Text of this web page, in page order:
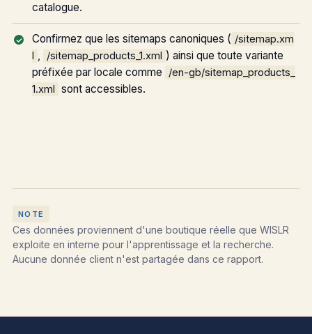
catalogue.
Confirmez que les sitemaps canoniques ( /sitemap.xm
l , /sitemap_products_1.xml ) ainsi que toute variante
préfixée par locale comme
/en-gb/sitemap_products_
1.xml sont accessibles.
Ces données proviennent d'une boutique réelle que WISLR
exploite en interne pour l'apprentissage et la recherche.
Aucune donnée client n'est partagée dans ce rapport.